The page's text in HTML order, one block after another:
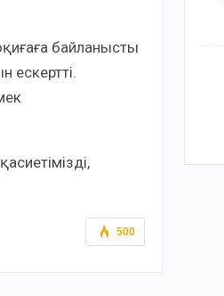
байланысты
ескертті.
500